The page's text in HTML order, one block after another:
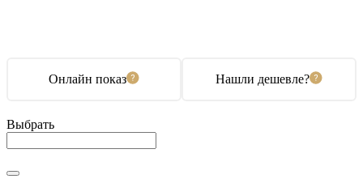
Онлайн показ Нашли дешевле?
Выбрать